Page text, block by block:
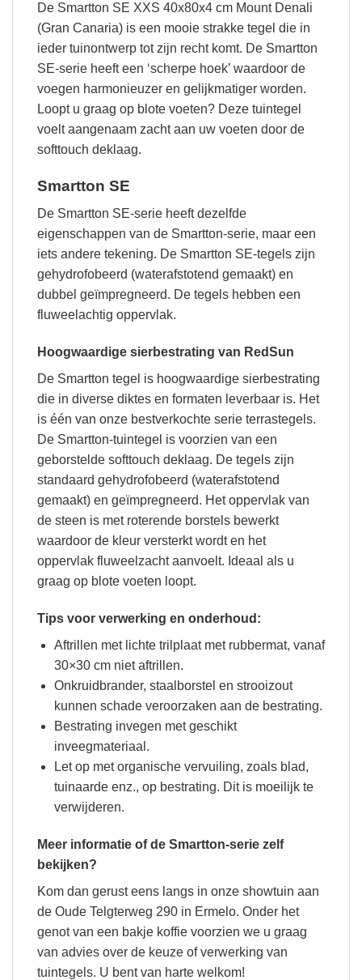
De Smartton SE XXS 40x80x4 cm Mount Denali
(Gran Canaria) is een mooie strakke tegel die in
ieder tuinontwerp tot zijn recht komt. De Smartton
SE-serie heeft een ‘scherpe hoek’ waardoor de
voegen harmonieuzer en gelijkmatiger worden.
Loopt u graag op blote voeten? Deze tuintegel
voelt aangenaam zacht aan uw voeten door de
softtouch deklaag.
Smartton SE
De Smartton SE-serie heeft dezelfde
eigenschappen van de Smartton-serie, maar een
iets andere tekening. De Smartton SE-tegels zijn
gehydrofobeerd (waterafstotend gemaakt) en
dubbel geïmpregneerd. De tegels hebben een
fluweelachtig oppervlak.
Hoogwaardige sierbestrating van RedSun
De Smartton tegel is hoogwaardige sierbestrating
die in diverse diktes en formaten leverbaar is. Het
is één van onze bestverkochte serie terrastegels.
De Smartton-tuintegel is voorzien van een
geborstelde softtouch deklaag. De tegels zijn
standaard gehydrofobeerd (waterafstotend
gemaakt) en geïmpregneerd. Het oppervlak van
de steen is met roterende borstels bewerkt
waardoor de kleur versterkt wordt en het
oppervlak fluweelzacht aanvoelt. Ideaal als u
graag op blote voeten loopt.
Tips voor verwerking en onderhoud:
Aftrillen met lichte trilplaat met rubbermat, vanaf
30×30 cm niet aftrillen.
Onkruidbrander, staalborstel en strooizout
kunnen schade veroorzaken aan de bestrating.
Bestrating invegen met geschikt
inveegmateriaal.
Let op met organische vervuiling, zoals blad,
tuinaarde enz., op bestrating. Dit is moeilijk te
verwijderen.
Meer informatie of de Smartton-serie zelf
bekijken?
Kom dan gerust eens langs in onze showtuin aan
de Oude Telgterweg 290 in Ermelo. Onder het
genot van een bakje koffie voorzien we u graag
van advies over de keuze of verwerking van
tuintegels. U bent van harte welkom!